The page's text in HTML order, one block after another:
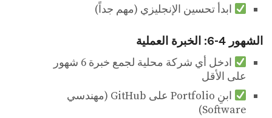
ابدأ تحسين الإنجليزي (مهم جداً)
الشهور 4-6: الخبرة العملية
ادخل أي شركة محلية لجمع خبرة 6 شهور
على الأقل
ابنِ Portfolio على GitHub (مهندسي
Software)